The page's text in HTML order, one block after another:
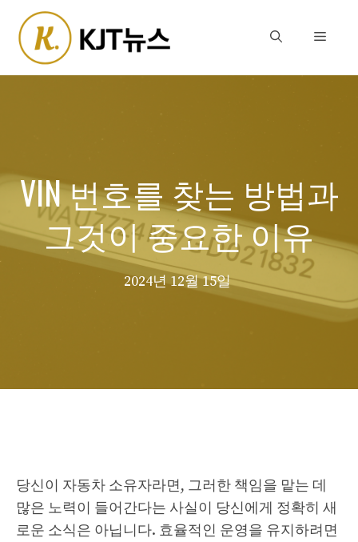
content
Menu
VIN 번호를 찾는 방법과
그것이 중요한 이유
2024년 12월 15일
당신이 자동차 소유자라면, 그러한 책임을 맡는 데
많은 노력이 들어간다는 사실이 당신에게 정확히 새
로운 소식은 아닙니다. 효율적인 운영을 유지하려면